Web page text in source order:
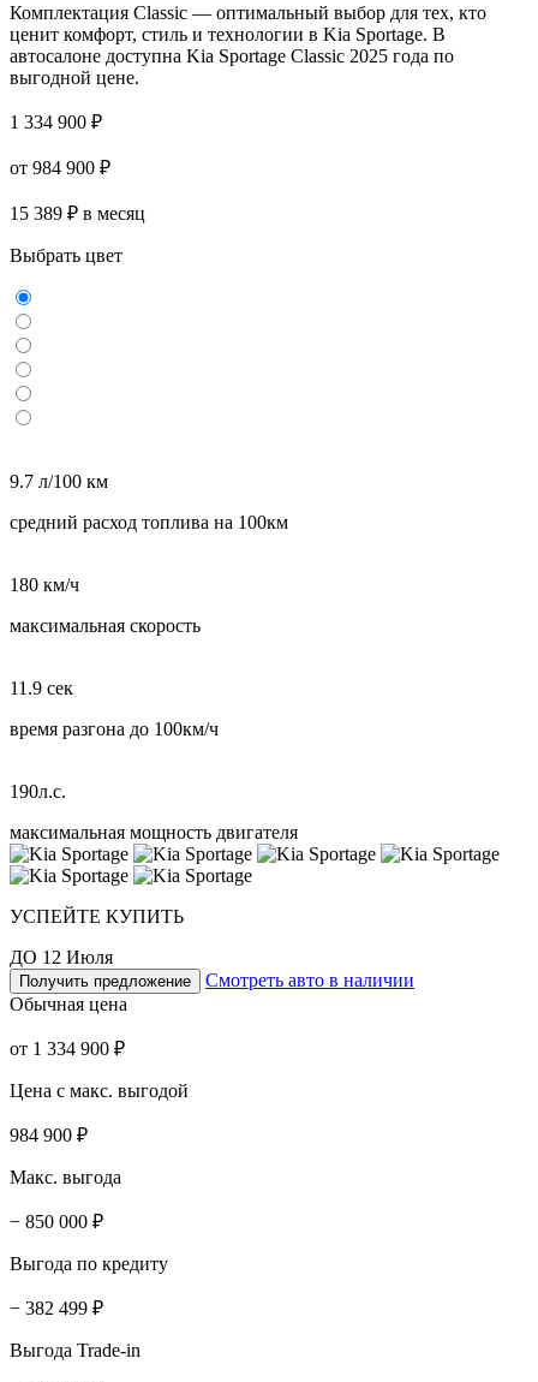
Комплектация Classic — оптимальный выбор для тех, кто
ценит комфорт, стиль и технологии в Kia Sportage. В
автосалоне доступна Kia Sportage Classic 2025 года по
выгодной цене.
1 334 900 ₽
от 984 900 ₽
15 389 ₽ в месяц
Выбрать цвет
9.7 л/100 км
средний расход топлива на 100км
180 км/ч
максимальная скорость
11.9 сек
время разгона до 100км/ч
190л.с.
максимальная мощность двигателя
УСПЕЙТЕ КУПИТЬ
ДО 12 Июля
Получить предложение
Смотреть авто в наличии
Обычная цена
от 1 334 900 ₽
Цена с макс. выгодой
984 900 ₽
Макс. выгода
− 850 000 ₽
Выгода по кредиту
− 382 499 ₽
Выгода Trade-in